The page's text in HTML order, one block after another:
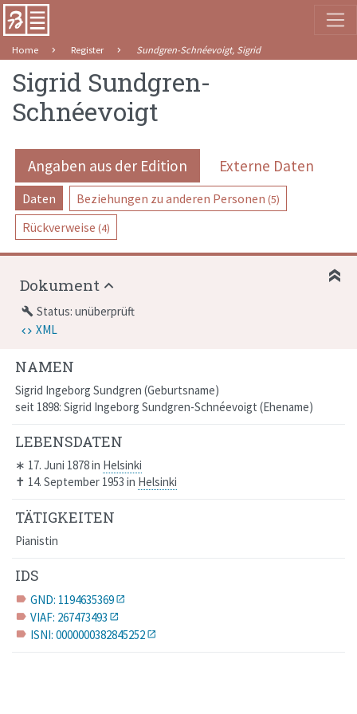
Home Register Sundgren-Schnéevoigt, Sigrid
Sigrid Sundgren-
Schnéevoigt
Angaben aus der Edition Externe Daten
Daten Beziehungen zu anderen Personen (5)
Rückverweise (4)
NAMEN
Sigrid Ingeborg Sundgren Geburtsname
seit 1898: Sigrid Ingeborg Sundgren-Schnéevoigt Ehename
LEBENSDATEN
∗ 17. Juni 1878in Helsinki
✝ 14. September 1953 in Helsinki
TÄTIGKEITEN
Pianistin
IDS
label GND: 1194635369
label VIAF: 267473493
label ISNI: 0000000382845252
Dokument
build Status: unüberprüft
XML